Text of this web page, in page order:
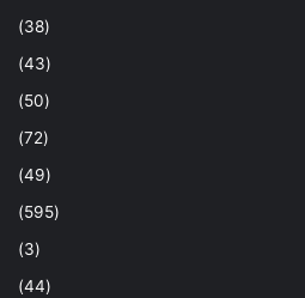
(38)
(43)
(50)
(72)
(49)
(595)
(3)
(44)